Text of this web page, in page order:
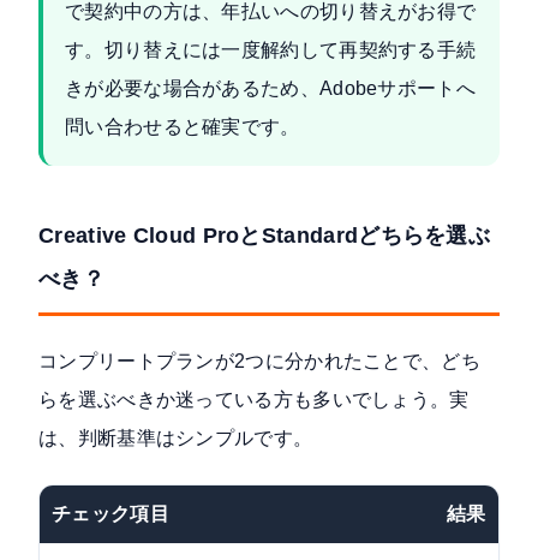
で契約中の方は、年払いへの切り替えがお得で
す。切り替えには一度解約して再契約する手続
きが必要な場合があるため、Adobeサポートへ
問い合わせると確実です。
Creative Cloud ProとStandardどちらを選ぶ
べき？
コンプリートプランが2つに分かれたことで、どち
らを選ぶべきか迷っている方も多いでしょう。実
は、判断基準はシンプルです。
チェック項目 結果